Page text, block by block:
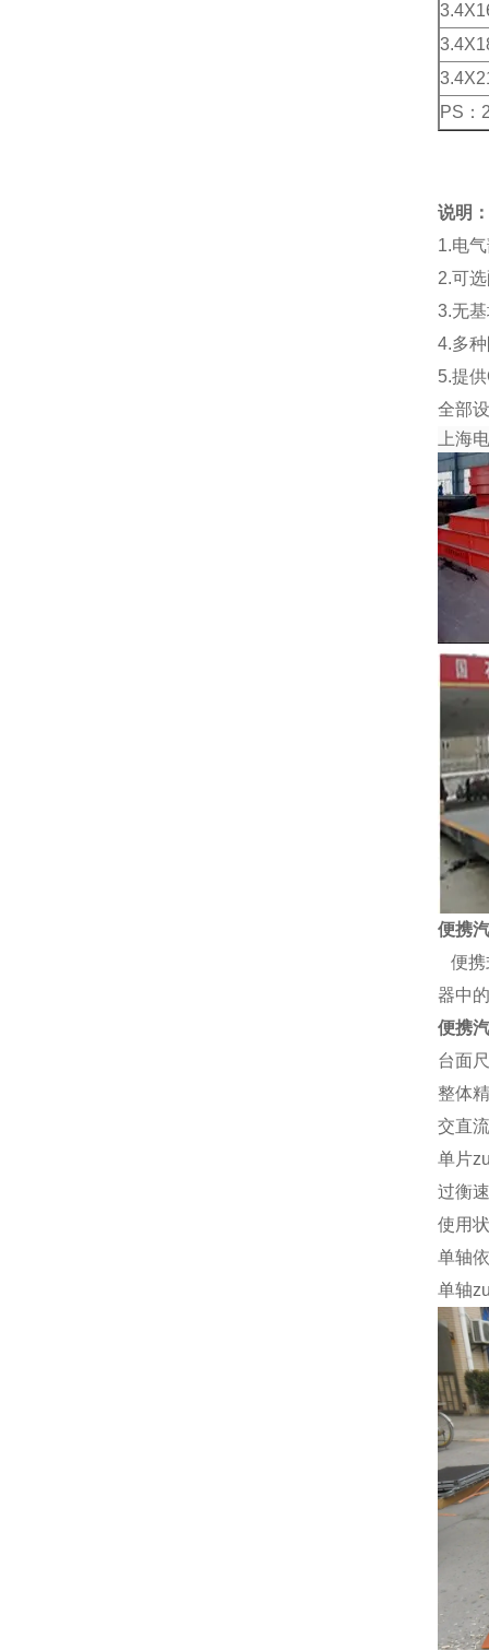
PS：
说明：
1.电
2.可
3.无
4.多
5.提
全部
上海
便携
便
器中
便携
台面
整体
交直
单片
过衡
使用
单轴
单轴